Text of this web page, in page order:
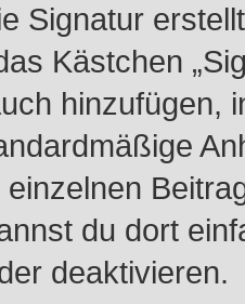
Signatur
Kästchen
hinzufügen,
du dort
deaktivieren.